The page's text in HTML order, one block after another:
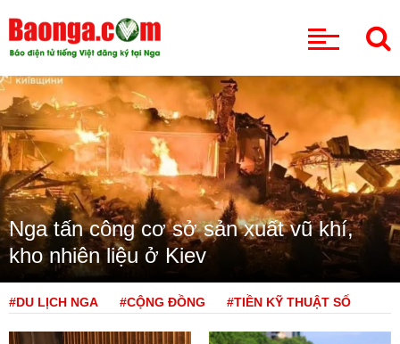
Nga tấn công cơ sở sản xuất vũ khí,
kho nhiên liệu ở Kiev
#DU LỊCH NGA #CỘNG ĐỒNG #TIỀN KỸ THUẬT SỐ